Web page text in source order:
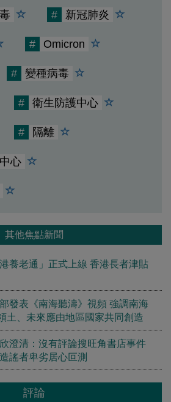
# 新冠肺炎
# Omicron
# 變種病毒
# 衛生防護中心
# 隔離
心
其他焦點新聞
養老通」正式上線 香港長者津貼
發表《南海聽濤》視頻 強調南海
土、未來應由地區國家共同創造
澄清：沒有評論搜旺角書店事件
謠者卑劣居心叵測
評論